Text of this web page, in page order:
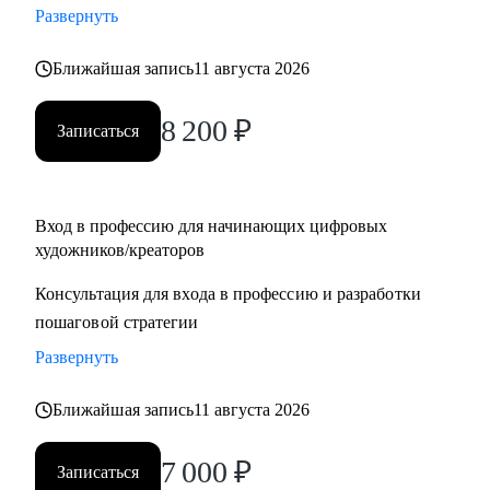
для правительства Дубая
С чем могу помочь:
• побороть страхи неизвестности и мнимой сложности
творческой работы
• создать ступенчатую программу развития тебя, как
художника
• дать советы по прохождению собеседований и провести
• провести ревью тестовых заданий, дать рекомендации
• познакомить с AI инструментами и вместе внедрить их в
твой рабочий процесс
• обучить с нуля работать в 3D, 3D-сканированием, AR,
Развернуть
Ближайшая запись11 августа 2026
Записаться 8 200 ₽
Вход в профессию для начинающих цифровых
художников/креаторов
Консультация для входа в профессию и разработки
пошаговой стратегии
Развернуть
Ближайшая запись11 августа 2026
Записаться 7 000 ₽